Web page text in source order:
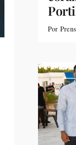
Por